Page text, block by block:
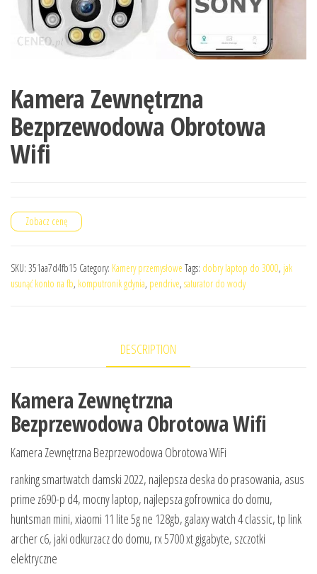
Kamera Zewnętrzna
Bezprzewodowa Obrotowa
Wifi
Zobacz cenę
SKU: 351aa7d4fb15 Category: Kamery przemysłowe Tags: dobry laptop do 3000, jak
usunąć konto na fb, komputronik gdynia, pendrive, saturator do wody
DESCRIPTION
Kamera Zewnętrzna
Bezprzewodowa Obrotowa Wifi
Kamera Zewnętrzna Bezprzewodowa Obrotowa WiFi
ranking smartwatch damski 2022, najlepsza deska do prasowania, asus
prime z690-p d4, mocny laptop, najlepsza gofrownica do domu,
huntsman mini, xiaomi 11 lite 5g ne 128gb, galaxy watch 4 classic, tp link
archer c6, jaki odkurzacz do domu, rx 5700 xt gigabyte, szczotki
elektryczne